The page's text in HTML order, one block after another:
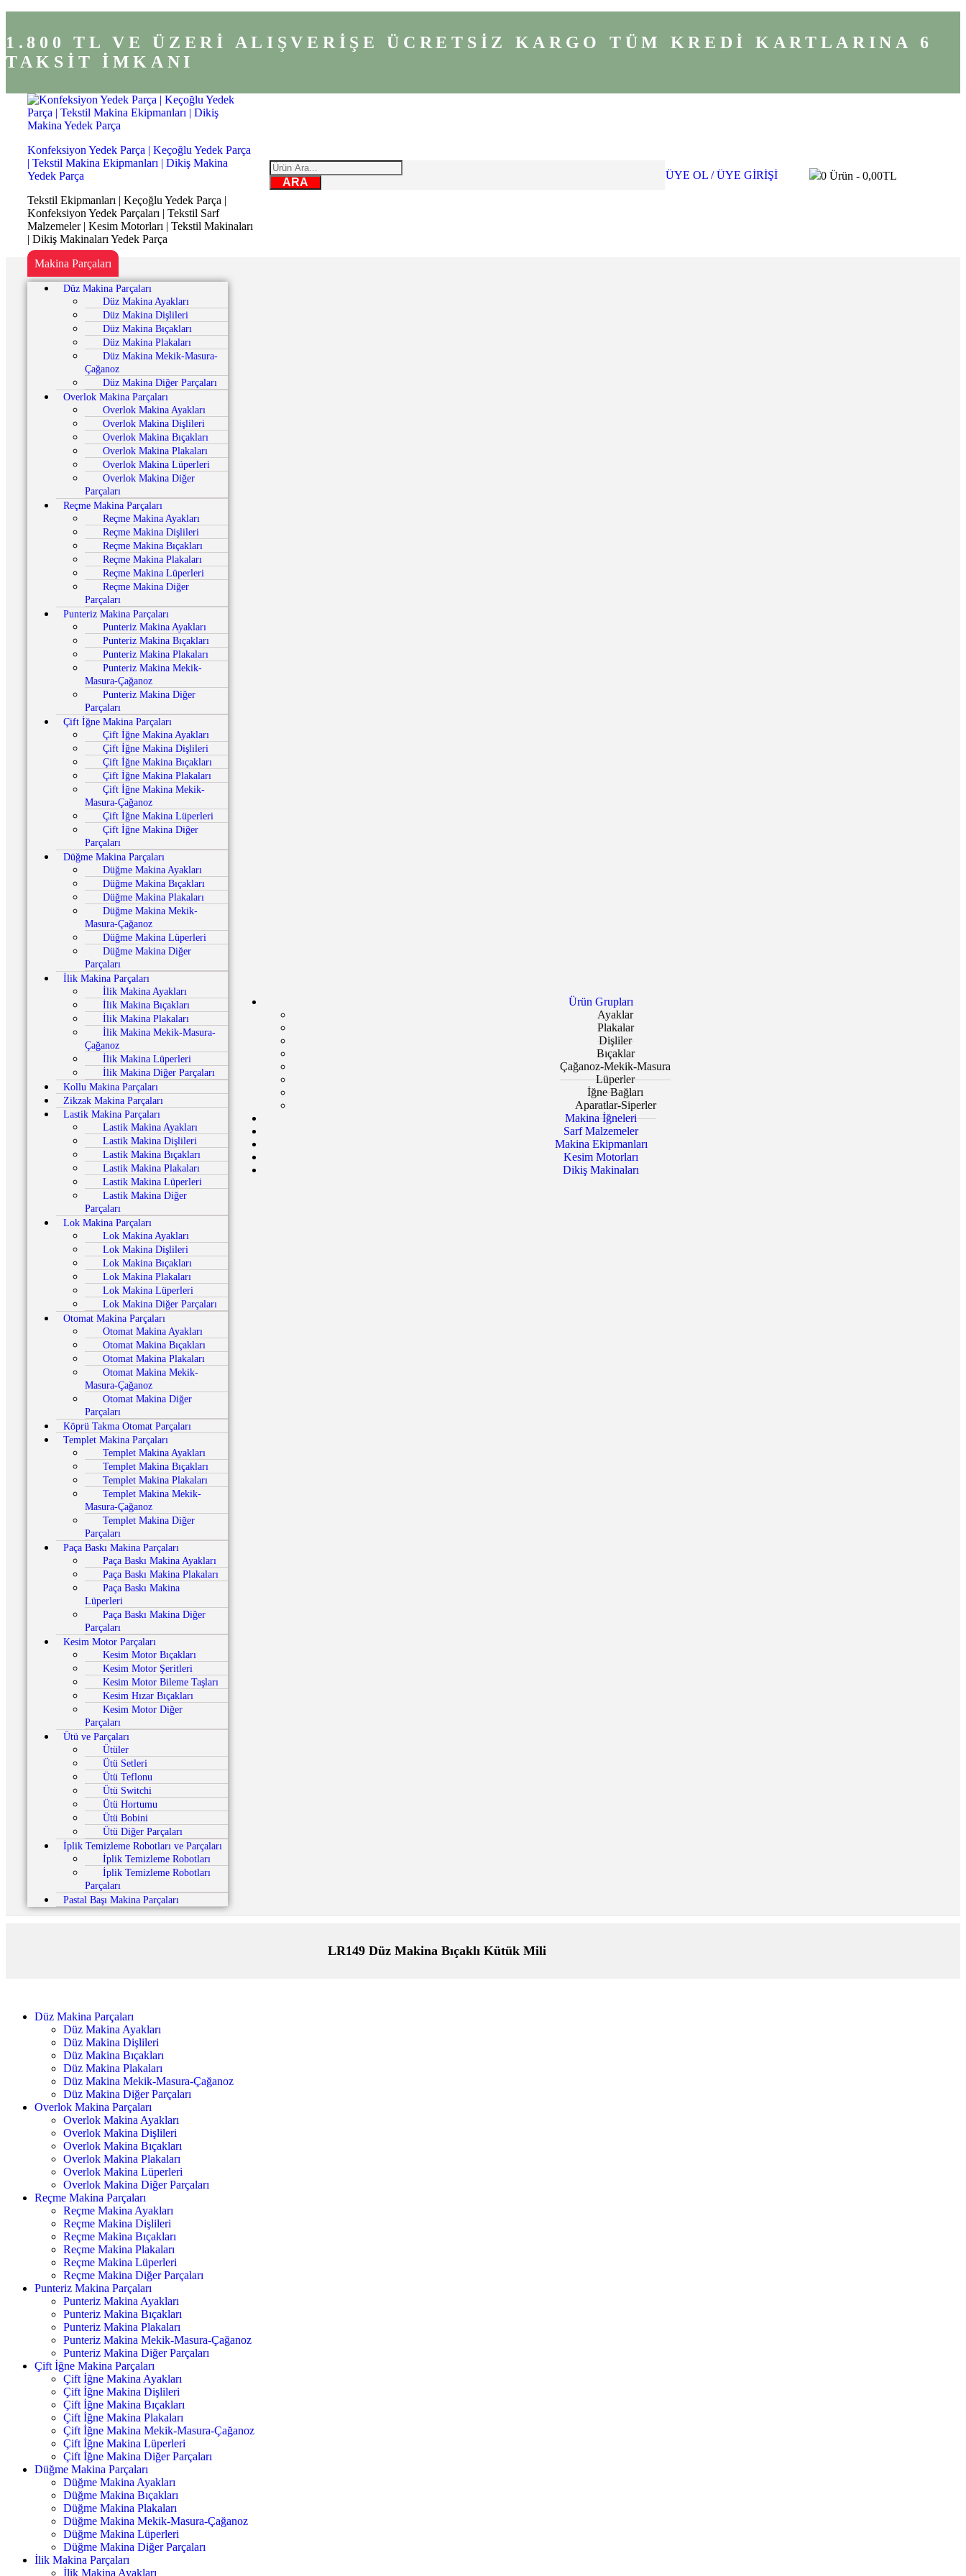
1.800 TL VE ÜZERİ ALIŞVERİŞE ÜCRETSİZ KARGO
TÜM KREDİ KARTLARINA 6
TAKSİT İMKANI
Konfeksiyon Yedek Parça | Keçoğlu Yedek Parça
| Tekstil Makina Ekipmanları | Dikiş Makina
Yedek Parça
Tekstil Ekipmanları | Keçoğlu Yedek Parça |
Konfeksiyon Yedek Parçaları | Tekstil Sarf
Malzemeler | Kesim Motorları | Tekstil Makinaları
| Dikiş Makinaları Yedek Parça
ARA
ÜYE OL / ÜYE GİRİŞİ 0Ürün - 0,00TL
Makina Parçaları
Düz Makina Parçaları
Düz Makina Ayakları
Düz Makina Dişlileri
Düz Makina Bıçakları
Düz Makina Plakaları
Düz Makina Mekik-Masura-
Çağanoz
Düz Makina Diğer Parçaları
Overlok Makina Parçaları
Overlok Makina Ayakları
Overlok Makina Dişlileri
Overlok Makina Bıçakları
Overlok Makina Plakaları
Overlok Makina Lüperleri
Overlok Makina Diğer
Parçaları
Reçme Makina Parçaları
Reçme Makina Ayakları
Reçme Makina Dişlileri
Reçme Makina Bıçakları
Reçme Makina Plakaları
Reçme Makina Lüperleri
Reçme Makina Diğer
Parçaları
Punteriz Makina Parçaları
Punteriz Makina Ayakları
Punteriz Makina Bıçakları
Punteriz Makina Plakaları
Punteriz Makina Mekik-
Masura-Çağanoz
Punteriz Makina Diğer
Parçaları
Çift İğne Makina Parçaları
Çift İğne Makina Ayakları
Çift İğne Makina Dişlileri
Çift İğne Makina Bıçakları
Çift İğne Makina Plakaları
Çift İğne Makina Mekik-
Masura-Çağanoz
Çift İğne Makina Lüperleri
Çift İğne Makina Diğer
Parçaları
Düğme Makina Parçaları
Düğme Makina Ayakları
Düğme Makina Bıçakları
Düğme Makina Plakaları
Düğme Makina Mekik-
Masura-Çağanoz
Düğme Makina Lüperleri
Düğme Makina Diğer
Parçaları
İlik Makina Parçaları
İlik Makina Ayakları
İlik Makina Bıçakları
İlik Makina Plakaları
İlik Makina Mekik-Masura-
Çağanoz
İlik Makina Lüperleri
İlik Makina Diğer Parçaları
Kollu Makina Parçaları
Zikzak Makina Parçaları
Lastik Makina Parçaları
Lastik Makina Ayakları
Lastik Makina Dişlileri
Lastik Makina Bıçakları
Lastik Makina Plakaları
Lastik Makina Lüperleri
Lastik Makina Diğer
Parçaları
Lok Makina Parçaları
Lok Makina Ayakları
Lok Makina Dişlileri
Lok Makina Bıçakları
Lok Makina Plakaları
Lok Makina Lüperleri
Lok Makina Diğer Parçaları
Otomat Makina Parçaları
Otomat Makina Ayakları
Otomat Makina Bıçakları
Otomat Makina Plakaları
Otomat Makina Mekik-
Masura-Çağanoz
Otomat Makina Diğer
Parçaları
Köprü Takma Otomat Parçaları
Templet Makina Parçaları
Templet Makina Ayakları
Templet Makina Bıçakları
Templet Makina Plakaları
Templet Makina Mekik-
Masura-Çağanoz
Templet Makina Diğer
Parçaları
Paça Baskı Makina Parçaları
Paça Baskı Makina Ayakları
Paça Baskı Makina Plakaları
Paça Baskı Makina
Lüperleri
Paça Baskı Makina Diğer
Parçaları
Kesim Motor Parçaları
Kesim Motor Bıçakları
Kesim Motor Şeritleri
Kesim Motor Bileme Taşları
Kesim Hızar Bıçakları
Kesim Motor Diğer
Parçaları
Ütü ve Parçaları
Ütüler
Ütü Setleri
Ütü Teflonu
Ütü Switchi
Ütü Hortumu
Ütü Bobini
Ütü Diğer Parçaları
İplik Temizleme Robotları ve Parçaları
İplik Temizleme Robotları
İplik Temizleme Robotları
Parçaları
Pastal Başı Makina Parçaları
Ürün Grupları
Ayaklar
Plakalar
Dişliler
Bıçaklar
Çağanoz-Mekik-Masura
Lüperler
İğne Bağları
Aparatlar-Siperler
Makina İğneleri
Sarf Malzemeler
Makina Ekipmanları
Kesim Motorları
Dikiş Makinaları
LR149 Düz Makina Bıçaklı Kütük Mili
Düz Makina Parçaları
Düz Makina Ayakları
Düz Makina Dişlileri
Düz Makina Bıçakları
Düz Makina Plakaları
Düz Makina Mekik-Masura-Çağanoz
Düz Makina Diğer Parçaları
Overlok Makina Parçaları
Overlok Makina Ayakları
Overlok Makina Dişlileri
Overlok Makina Bıçakları
Overlok Makina Plakaları
Overlok Makina Lüperleri
Overlok Makina Diğer Parçaları
Reçme Makina Parçaları
Reçme Makina Ayakları
Reçme Makina Dişlileri
Reçme Makina Bıçakları
Reçme Makina Plakaları
Reçme Makina Lüperleri
Reçme Makina Diğer Parçaları
Punteriz Makina Parçaları
Punteriz Makina Ayakları
Punteriz Makina Bıçakları
Punteriz Makina Plakaları
Punteriz Makina Mekik-Masura-Çağanoz
Punteriz Makina Diğer Parçaları
Çift İğne Makina Parçaları
Çift İğne Makina Ayakları
Çift İğne Makina Dişlileri
Çift İğne Makina Bıçakları
Çift İğne Makina Plakaları
Çift İğne Makina Mekik-Masura-Çağanoz
Çift İğne Makina Lüperleri
Çift İğne Makina Diğer Parçaları
Düğme Makina Parçaları
Düğme Makina Ayakları
Düğme Makina Bıçakları
Düğme Makina Plakaları
Düğme Makina Mekik-Masura-Çağanoz
Düğme Makina Lüperleri
Düğme Makina Diğer Parçaları
İlik Makina Parçaları
İlik Makina Ayakları